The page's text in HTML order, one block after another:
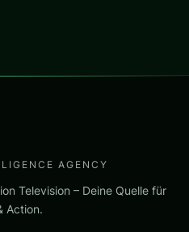
AGENCY
Television – Deine Quelle für
Action.